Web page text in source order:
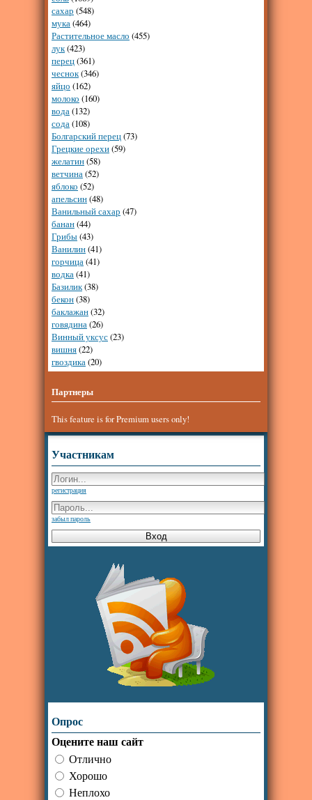
сахар (548)
мука(464)
Растительное масло (455)
лук(423)
перец(361)
чеснок(346)
яйцо (162)
молоко (160)
вода(132)
сода(108)
Болгарский перец(73)
Грецкие орехи(59)
желатин(58)
ветчина(52)
яблоко (52)
апельсин(48)
Ванильный сахар (47)
банан(44)
Грибы(43)
Ванилин(41)
горчица(41)
водка(41)
Базилик(38)
бекон(38)
баклажан(32)
говядина(26)
Винный уксус(23)
вишня(22)
гвоздика(20)
Партнеры
This feature is for Premium users only!
Участникам
регистрация
забыл пароль
Опрос
Оцените наш сайт
Отлично
Хорошо
Неплохо